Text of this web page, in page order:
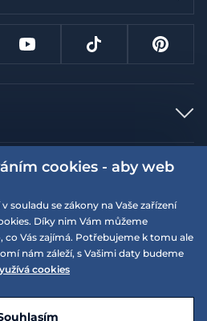
klubu
SIMPLIA.cz
cookies - aby web
souladu se zákony na Vaše zařízení
Díky nim Vám můžeme
co Vás zajímá. Potřebujeme k tomu ale
nám záleží, s Vašimi daty budeme
cookies